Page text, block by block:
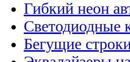
Гибкий неон
Светодиодные
Бегущие